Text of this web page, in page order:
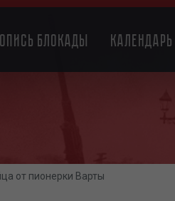
блокады Календарь
от пионерки Варты